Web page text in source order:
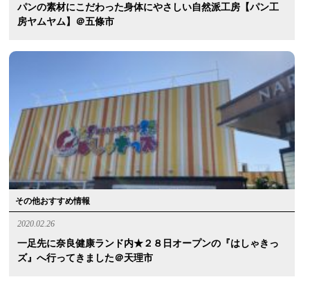
パンの素材にこだわった身体にやさしい自然派工房【パン工
房ヤムヤム】＠五條市
その他おすすめ情報
2020.02.26
一足先に奈良健康ランド内★２８日オープンの『はしゃきっ
ズ』へ行ってきました＠天理市